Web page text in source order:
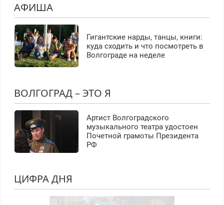
АФИША
Гигантские нарды, танцы, книги:
куда сходить и что посмотреть в
Волгограде на неделе
ВОЛГОГРАД – ЭТО Я
Артист Волгоградского
музыкального театра удостоен
Почетной грамоты Президента
РФ
ЦИФРА ДНЯ